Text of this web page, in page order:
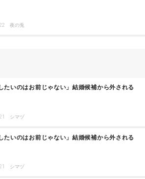
夜の兎
たいのはお前じゃない」結婚候補から外される
シマヅ
たいのはお前じゃない」結婚候補から外される
シマヅ